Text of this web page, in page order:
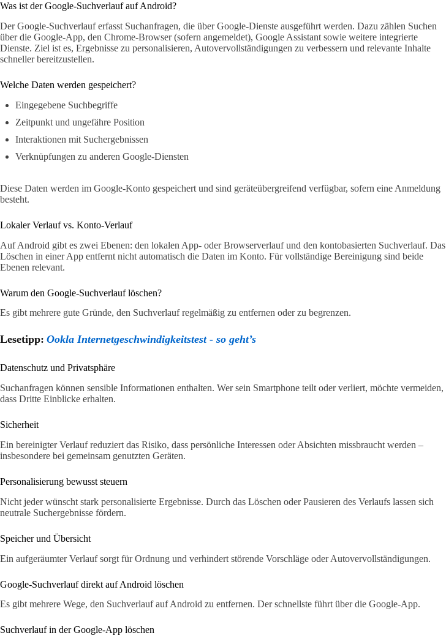
Was ist der Google-Suchverlauf auf Android?
Der Google-Suchverlauf erfasst Suchanfragen, die über Google-Dienste ausgeführt werden. Dazu zählen Suchen
über die Google-App, den Chrome-Browser (sofern angemeldet), Google Assistant sowie weitere integrierte
Dienste. Ziel ist es, Ergebnisse zu personalisieren, Autovervollständigungen zu verbessern und relevante Inhalte
schneller bereitzustellen.
Welche Daten werden gespeichert?
Eingegebene Suchbegriffe
Zeitpunkt und ungefähre Position
Interaktionen mit Suchergebnissen
Verknüpfungen zu anderen Google-Diensten
Diese Daten werden im Google-Konto gespeichert und sind geräteübergreifend verfügbar, sofern eine Anmeldung
besteht.
Lokaler Verlauf vs. Konto-Verlauf
Auf Android gibt es zwei Ebenen: den lokalen App- oder Browserverlauf und den kontobasierten Suchverlauf. Das
Löschen in einer App entfernt nicht automatisch die Daten im Konto. Für vollständige Bereinigung sind beide
Ebenen relevant.
Warum den Google-Suchverlauf löschen?
Es gibt mehrere gute Gründe, den Suchverlauf regelmäßig zu entfernen oder zu begrenzen.
Lesetipp: Ookla Internetgeschwindigkeitstest - so geht’s
Datenschutz und Privatsphäre
Suchanfragen können sensible Informationen enthalten. Wer sein Smartphone teilt oder verliert, möchte vermeiden,
dass Dritte Einblicke erhalten.
Sicherheit
Ein bereinigter Verlauf reduziert das Risiko, dass persönliche Interessen oder Absichten missbraucht werden –
insbesondere bei gemeinsam genutzten Geräten.
Personalisierung bewusst steuern
Nicht jeder wünscht stark personalisierte Ergebnisse. Durch das Löschen oder Pausieren des Verlaufs lassen sich
neutrale Suchergebnisse fördern.
Speicher und Übersicht
Ein aufgeräumter Verlauf sorgt für Ordnung und verhindert störende Vorschläge oder Autovervollständigungen.
Google-Suchverlauf direkt auf Android löschen
Es gibt mehrere Wege, den Suchverlauf auf Android zu entfernen. Der schnellste führt über die Google-App.
Suchverlauf in der Google-App löschen